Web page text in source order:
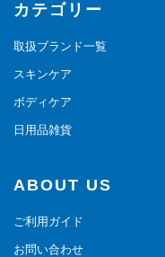
カテゴリー
取扱ブランド一覧
スキンケア
ボディケア
日用品雑貨
ABOUT US
ご利用ガイド
お問い合わせ